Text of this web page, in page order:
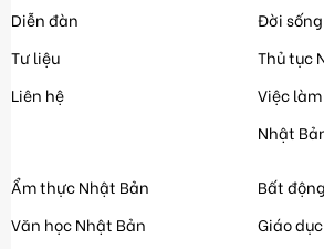
Diễn đàn
Tư liệu
Liên hệ
Đời
Thủ tục
Việc
Nhật
Ẩm thực Nhật Bản
Văn học Nhật Bản
Bất
Giáo